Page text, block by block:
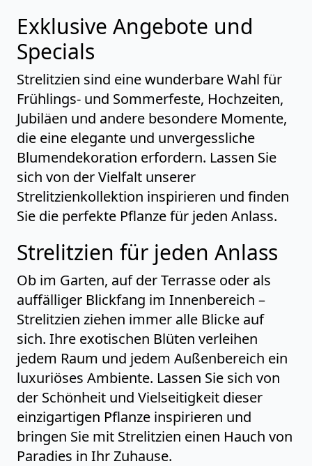
Exklusive Angebote und
Specials
Strelitzien sind eine wunderbare Wahl für
Frühlings- und Sommerfeste, Hochzeiten,
Jubiläen und andere besondere Momente,
die eine elegante und unvergessliche
Blumendekoration erfordern. Lassen Sie
sich von der Vielfalt unserer
Strelitzienkollektion inspirieren und finden
Sie die perfekte Pflanze für jeden Anlass.
Strelitzien für jeden Anlass
Ob im Garten, auf der Terrasse oder als
auffälliger Blickfang im Innenbereich –
Strelitzien ziehen immer alle Blicke auf
sich. Ihre exotischen Blüten verleihen
jedem Raum und jedem Außenbereich ein
luxuriöses Ambiente. Lassen Sie sich von
der Schönheit und Vielseitigkeit dieser
einzigartigen Pflanze inspirieren und
bringen Sie mit Strelitzien einen Hauch von
Paradies in Ihr Zuhause.